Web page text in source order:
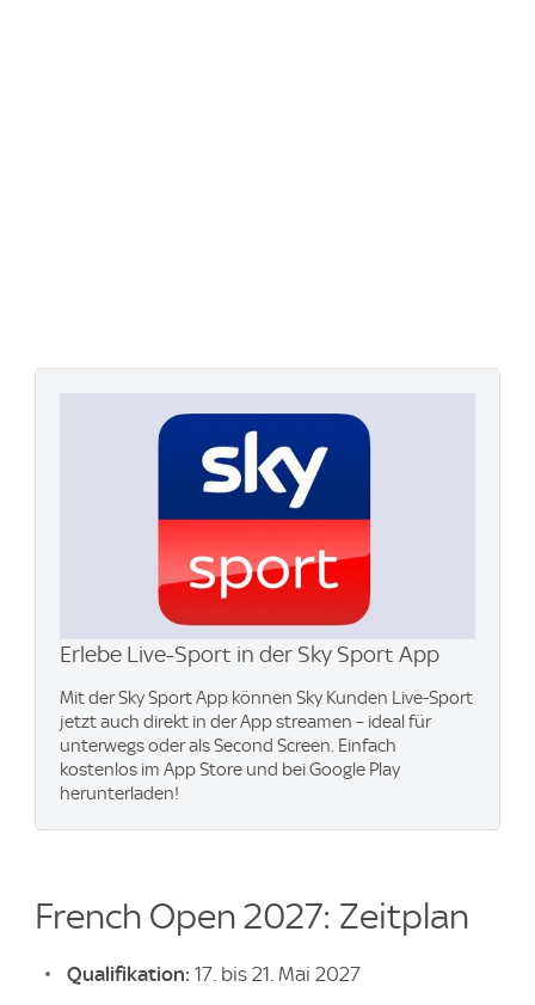
Erlebe Live-Sport in der Sky Sport App
Mit der Sky Sport App können Sky Kunden Live-Sport
jetzt auch direkt in der App streamen – ideal für
unterwegs oder als Second Screen. Einfach
kostenlos im App Store und bei Google Play
herunterladen!
French Open 2027: Zeitplan
Qualifikation: 17. bis 21. Mai 2027